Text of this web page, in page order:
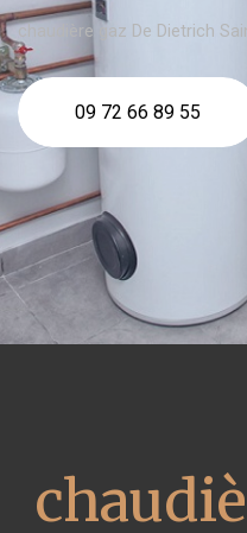
chaudière gaz De Dietrich
09 72 66 89 55